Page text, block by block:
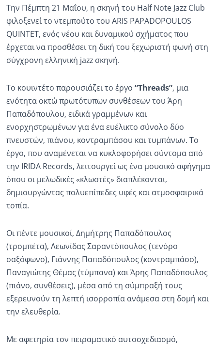
Την Πέμπτη 21 Μαΐου, η σκηνή του Half Note Jazz Club
φιλοξενεί το ντεμπούτο του ARIS PAPADOPOULOS
QUINTET, ενός νέου και δυναμικού σχήματος που
έρχεται να προσθέσει τη δική του ξεχωριστή φωνή στη
σύγχρονη ελληνική jazz σκηνή.
Το κουιντέτο παρουσιάζει το έργο “Threads”, μια
ενότητα οκτώ πρωτότυπων συνθέσεων του Άρη
Παπαδόπουλου, ειδικά γραμμένων και
ενορχηστρωμένων για ένα ευέλικτο σύνολο δύο
πνευστών, πιάνου, κοντραμπάσου και τυμπάνων. Το
έργο, που αναμένεται να κυκλοφορήσει σύντομα από
την IRIDA Records, λειτουργεί ως ένα μουσικό αφήγημα
όπου οι μελωδικές «κλωστές» διαπλέκονται,
δημιουργώντας πολυεπίπεδες υφές και ατμοσφαιρικά
τοπία.
Οι πέντε μουσικοί, Δημήτρης Παπαδόπουλος
(τρομπέτα), Λεωνίδας Σαραντόπουλος (τενόρο
σαξόφωνο), Γιάννης Παπαδόπουλος (κοντραμπάσο),
Παναγιώτης Θέμας (τύμπανα) και Άρης Παπαδόπουλος
(πιάνο, συνθέσεις), μέσα από τη σύμπραξή τους
εξερευνούν τη λεπτή ισορροπία ανάμεσα στη δομή και
την ελευθερία.
Με αφετηρία τον πειραματικό αυτοσχεδιασμό,